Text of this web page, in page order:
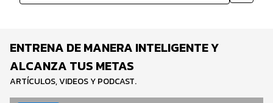
ENTRENA DE MANERA INTELIGENTE Y
ALCANZA TUS METAS
ARTÍCULOS, VIDEOS Y PODCAST.